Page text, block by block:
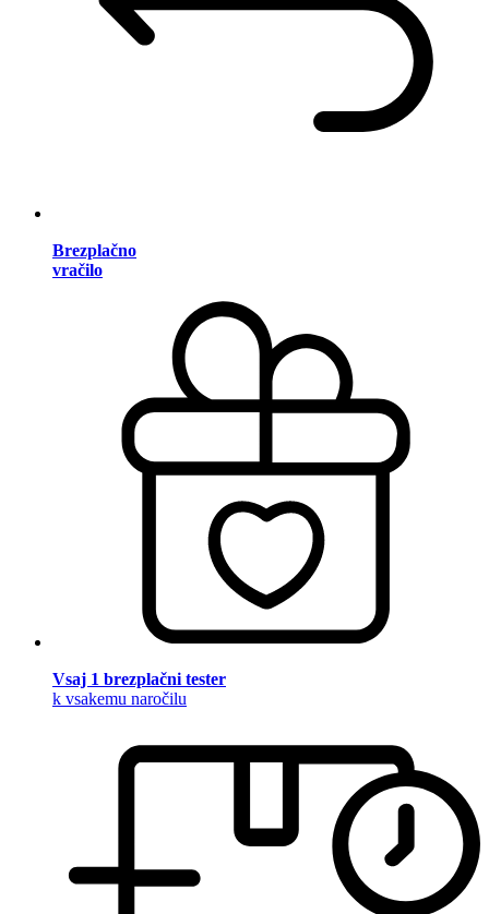
Brezplačno
vračilo
Vsaj 1 brezplačni tester
k vsakemu naročilu